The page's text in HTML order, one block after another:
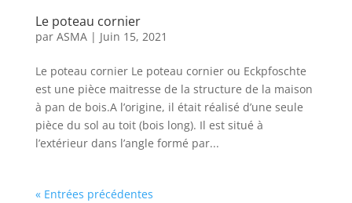
Le poteau cornier
par ASMA| Juin 15, 2021
Le poteau cornier Le poteau cornier ou Eckpfoschte
est une pièce maitresse de la structure de la maison
à pan de bois.A l’origine, il était réalisé d’une seule
pièce du sol au toit (bois long). Il est situé à
l’extérieur dans l’angle formé par...
« Entrées précédentes